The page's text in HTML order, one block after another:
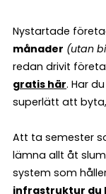
Nystartade
månader (utan
redan drivit
gratis här. Har
superlätt att byta,
Att ta semester
lämna allt åt
system som
infrastruktur du